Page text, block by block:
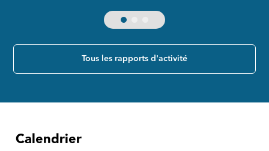
Tous les rapports d'activité
Calendrier